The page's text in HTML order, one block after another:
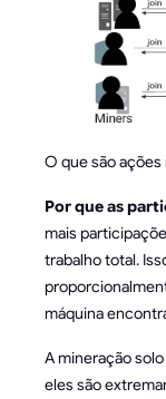
O que são ações
Por que as
mais
trabalho total.
máquina
A mineração
eles são